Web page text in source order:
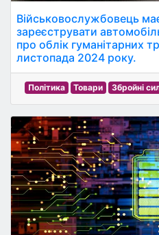
Військовослужбовець
зареєструвати
про облік гуманітарних
листопада 2024 року.
Політика Товари Збройні